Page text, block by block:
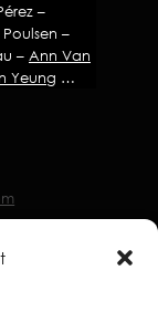
–
–
– Ann Van
Yeung …